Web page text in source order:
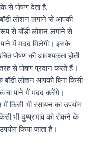
से पोषण देता है.
लोशन लगाने से आपकी
रूप से बॉडी लोशन लगाने से
पाने में मदद मिलेगी। इसके
पोषण की आवश्यकता होती
से पोषण प्रदान करते हैं।
बॉडी लोशन आपको बिना किसी
पाने में मदद करेंगे।
किसी भी रसायन का उपयोग
भी दुष्प्रभाव को रोकने के
किया जाता है।